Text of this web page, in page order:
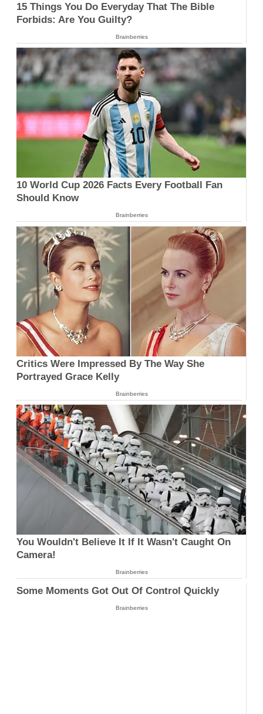
15 Things You Do Everyday That The Bible
Forbids: Are You Guilty?
Brainberries
10 World Cup 2026 Facts Every Football Fan
Should Know
Brainberries
Critics Were Impressed By The Way She
Portrayed Grace Kelly
Brainberries
You Wouldn't Believe It If It Wasn't Caught On
Camera!
Brainberries
Some Moments Got Out Of Control Quickly
Brainberries